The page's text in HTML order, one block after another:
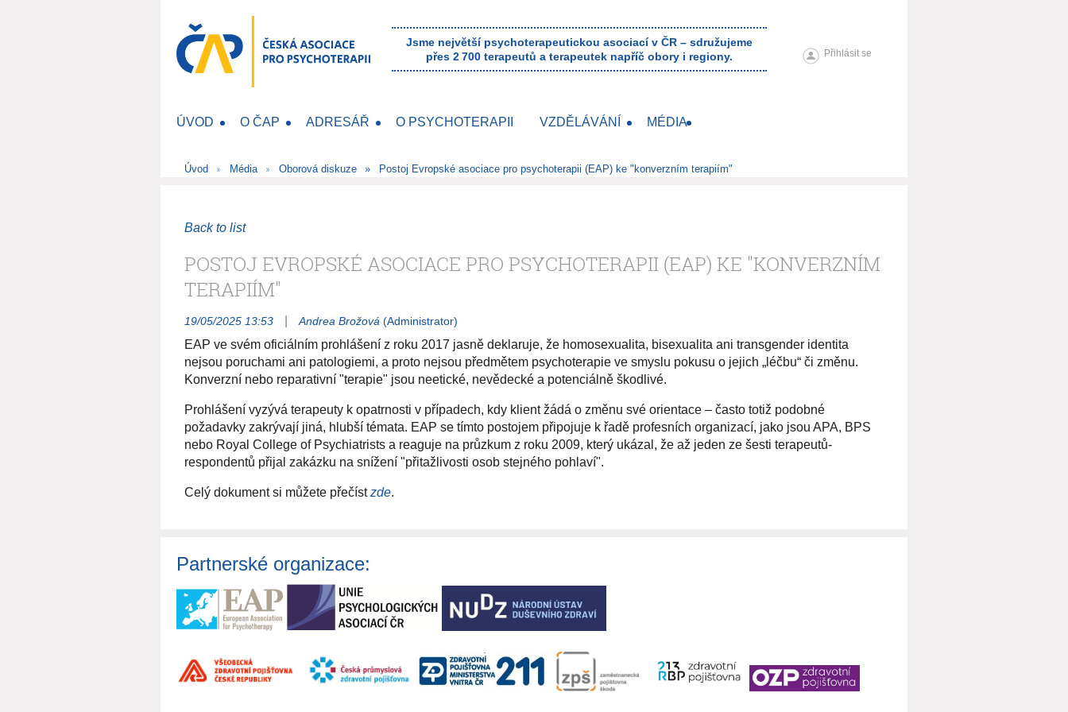
Jsme největší psychoterapeutickou asociací v ČR – sdružujeme
přes 2 700 terapeutů a terapeutek napříč obory i regiony.
Přihlásit se
ÚVOD O ČAP ADRESÁŘ O PSYCHOTERAPII VZDĚLÁVÁNÍ MÉDIA
Úvod Média Oborová diskuze Postoj Evropské asociace pro psychoterapii (EAP) ke "konverzním terapiím"
Back to list
POSTOJ EVROPSKÉ ASOCIACE PRO PSYCHOTERAPII (EAP) KE "KONVERZNÍM
TERAPIÍM"
19/05/2025 13:53 Andrea Brožová (Administrator)
EAP ve svém oficiálním prohlášení z roku 2017 jasně deklaruje, že homosexualita, bisexualita ani transgender identita
nejsou poruchami ani patologiemi, a proto nejsou předmětem psychoterapie ve smyslu pokusu o jejich „léčbu“ či změnu.
Konverzní nebo reparativní "terapie" jsou neetické, nevědecké a potenciálně škodlivé.
Prohlášení vyzývá terapeuty k opatrnosti v případech, kdy klient žádá o změnu své orientace – často totiž podobné
požadavky zakrývají jiná, hlubší témata. EAP se tímto postojem připojuje k řadě profesních organizací, jako jsou APA, BPS
nebo Royal College of Psychiatrists a reaguje na průzkum z roku 2009, který ukázal, že až jeden ze šesti terapeutů-
respondentů přijal zakázku na snížení "přitažlivosti osob stejného pohlaví".
Celý dokument si můžete přečístzde.
Partnerské organizace: